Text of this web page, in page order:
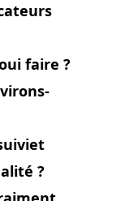
faire ?
?